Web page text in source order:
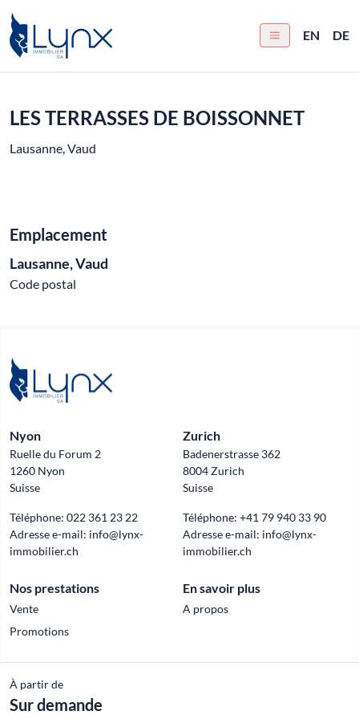
EN DE
LES TERRASSES DE BOISSONNET
Lausanne, Vaud
Emplacement
Lausanne, Vaud
Code postal
À partir de
Sur demande
Nyon
Ruelle du Forum 2
1260 Nyon
Suisse
Téléphone: 022 361 23 22
Adresse e-mail: info@lynx-
immobilier.ch
Zurich
Badenerstrasse 362
8004 Zurich
Suisse
Téléphone: +41 79 940 33 90
Adresse e-mail: info@lynx-
immobilier.ch
Nos prestations
Vente
Promotions
En savoir plus
A propos
Official partner of
© 2026 Lynx Immobilier